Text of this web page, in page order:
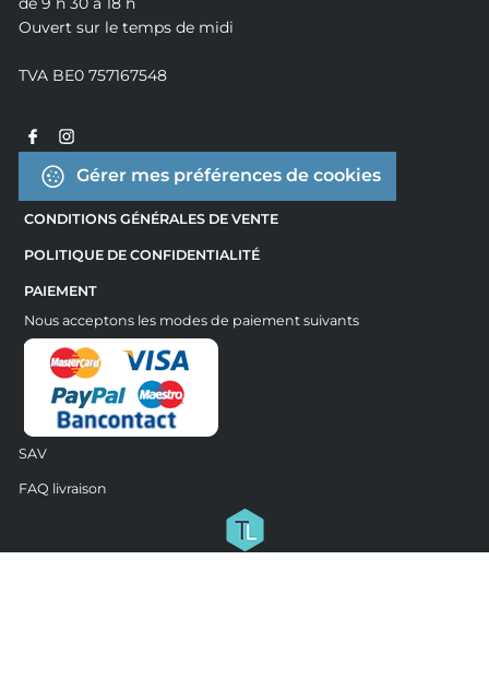
Ouvert sur le temps de midi
TVA BE0 757167548
Gérer mes préférences de cookies
CONDITIONS GÉNÉRALES DE VENTE
POLITIQUE DE CONFIDENTIALITÉ
PAIEMENT
Nous acceptons les modes de paiement suivants
SAV
FAQ livraison